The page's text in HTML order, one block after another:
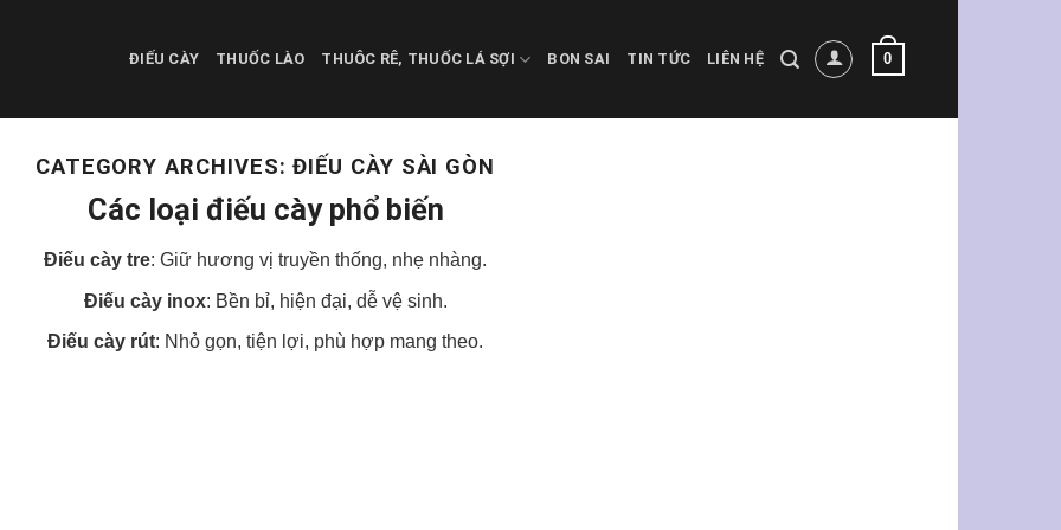
ĐIẾU CÀY THUỐC LÀO THUÔC RÊ, THUỐC LÁ SỢI BON SAI TIN TỨC LIÊN HỆ 0
CATEGORY ARCHIVES:ĐIẾU CÀY SÀI GÒN
Các loại điếu cày phổ biến
Điếu cày tre: Giữ hương vị truyền thống, nhẹ nhàng.
Điếu cày inox: Bền bỉ, hiện đại, dễ vệ sinh.
Điếu cày rút: Nhỏ gọn, tiện lợi, phù hợp mang theo.